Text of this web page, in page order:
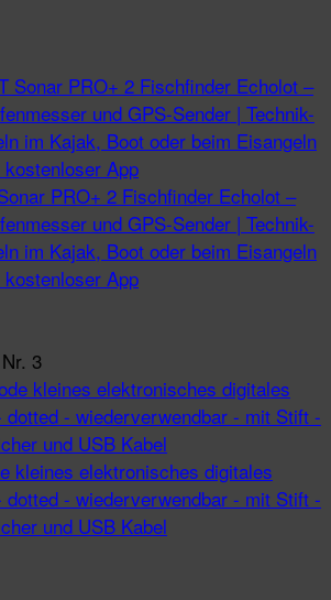
PRO+ 2 Fischfinder Echolot –
und GPS-Sender | Technik-
im Kajak, Boot oder beim Eisangeln
App
3
kleines elektronisches digitales
dotted - wiederverwendbar - mit Stift -
und USB Kabel